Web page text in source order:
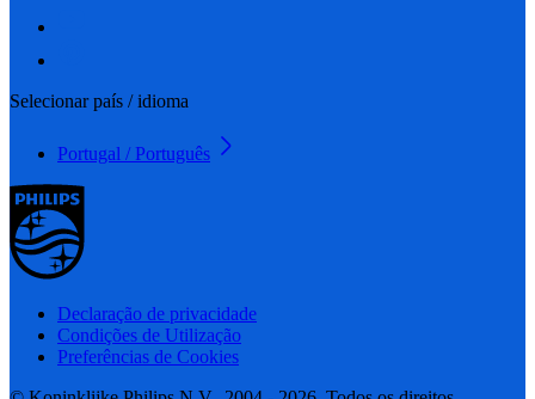
Selecionar país / idioma
Portugal / Português
Declaração de privacidade
Condições de Utilização
Preferências de Cookies